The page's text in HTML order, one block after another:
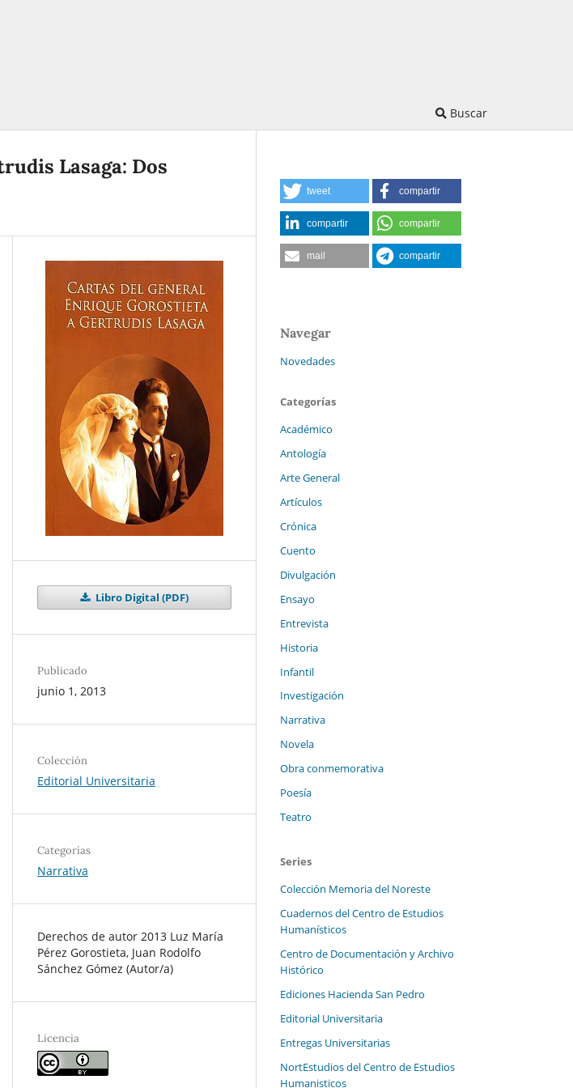
Buscar
Lasaga: Dos
Libro Digital (PDF)
Publicado
junio 1, 2013
Colección
Editorial Universitaria
Categorías
Narrativa
Derechos de autor 2013 Luz María
Pérez Gorostieta, Juan Rodolfo
Sánchez Gómez (Autor/a)
Licencia
tweet compartir
compartir compartir
mail compartir
Navegar
Novedades
Categorías
Académico
Antología
Arte General
Artículos
Crónica
Cuento
Divulgación
Ensayo
Entrevista
Historia
Infantil
Investigación
Narrativa
Novela
Obra conmemorativa
Poesía
Teatro
Series
Colección Memoria del Noreste
Cuadernos del Centro de Estudios
Humanísticos
Centro de Documentación y Archivo
Histórico
Ediciones Hacienda San Pedro
Editorial Universitaria
Entregas Universitarias
NortEstudios del Centro de Estudios
Humanisticos